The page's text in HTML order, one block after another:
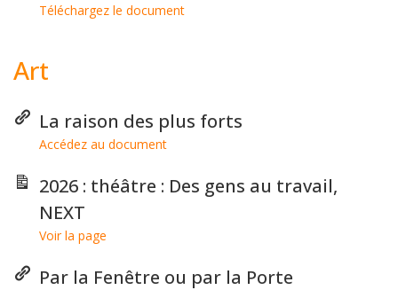
Téléchargez le document
Art
La raison des plus forts
Accédez au document
2026 : théâtre : Des gens au travail,
NEXT
Voir la page
Par la Fenêtre ou par la Porte